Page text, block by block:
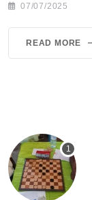
07/07/2025
READ MORE